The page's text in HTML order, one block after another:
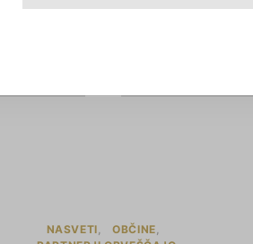
23. OKTOBRA,
NASVETI
OBČINE